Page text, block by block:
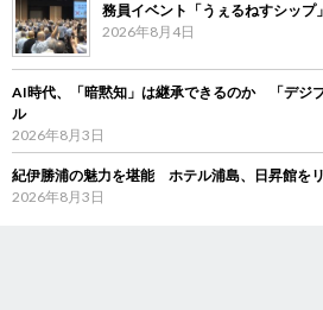
務員イベント「うぇるねすシップ」
2026年8月4日
AI時代、「暗黙知」は継承できるのか 「デジ
ル
2026年8月3日
紀伊勝浦の魅力を堪能 ホテル浦島、日昇館を
2026年8月3日